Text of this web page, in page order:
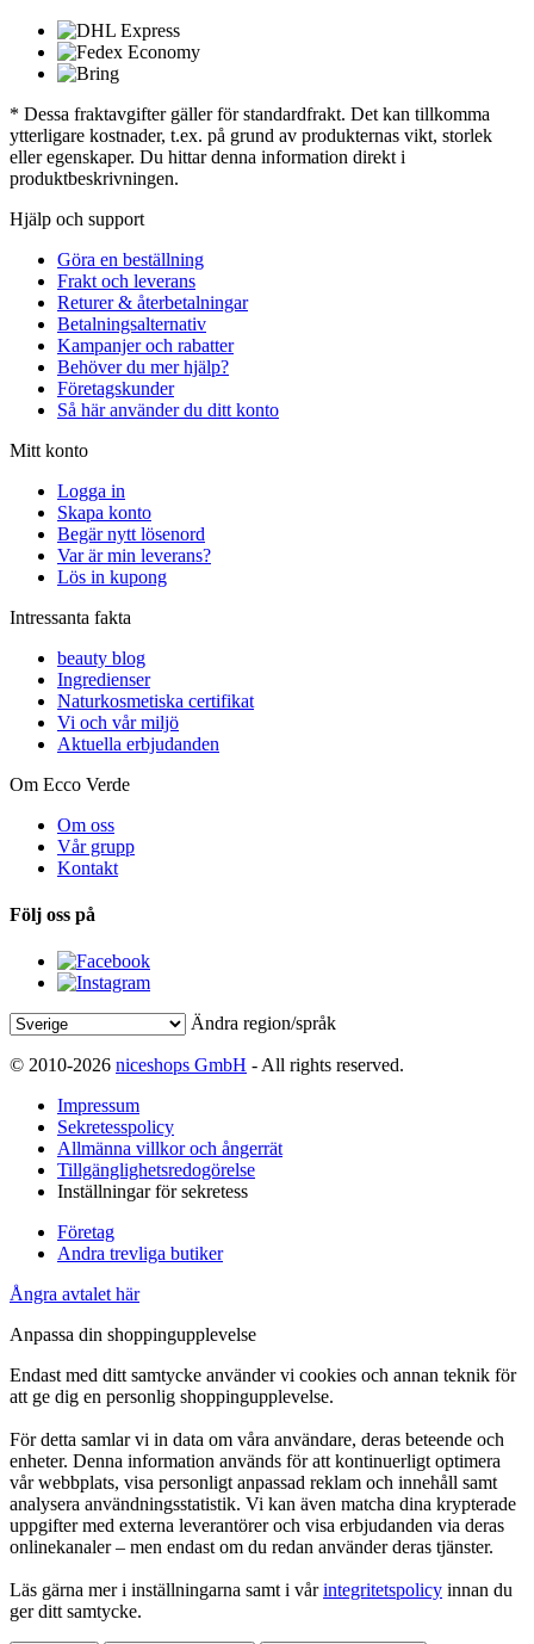
* Dessa fraktavgifter gäller för standardfrakt. Det kan tillkomma
ytterligare kostnader, t.ex. på grund av produkternas vikt, storlek
eller egenskaper. Du hittar denna information direkt i
produktbeskrivningen.
Hjälp och support
Göra en beställning
Frakt och leverans
Returer & återbetalningar
Betalningsalternativ
Kampanjer och rabatter
Behöver du mer hjälp?
Företagskunder
Så här använder du ditt konto
Mitt konto
Logga in
Skapa konto
Begär nytt lösenord
Var är min leverans?
Lös in kupong
Intressanta fakta
beauty blog
Ingredienser
Naturkosmetiska certifikat
Vi och vår miljö
Aktuella erbjudanden
Om Ecco Verde
Om oss
Vår grupp
Kontakt
Följ oss på
Ändra region/språk
© 2010-2026 niceshops GmbH - All rights reserved.
Impressum
Sekretesspolicy
Allmänna villkor och ångerrät
Tillgänglighetsredogörelse
Inställningar för sekretess
Företag
Andra trevliga butiker
Ångra avtalet här
Anpassa din shoppingupplevelse
Endast med ditt samtycke använder vi cookies och annan teknik för
att ge dig en personlig shoppingupplevelse.
För detta samlar vi in data om våra användare, deras beteende och
enheter. Denna information används för att kontinuerligt optimera
vår webbplats, visa personligt anpassad reklam och innehåll samt
analysera användningsstatistik. Vi kan även matcha dina krypterade
uppgifter med externa leverantörer och visa erbjudanden via deras
onlinekanaler – men endast om du redan använder deras tjänster.
Läs gärna mer i inställningarna samt i vårintegritetspolicy innan du
ger ditt samtycke.